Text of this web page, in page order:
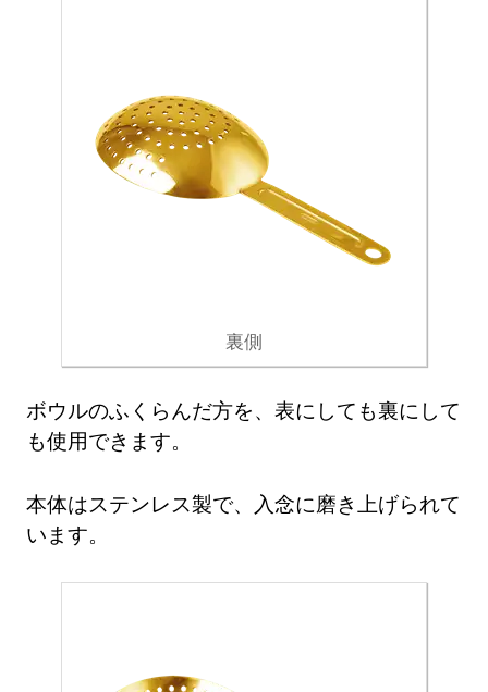
裏側
ボウルのふくらんだ方を、表にしても裏にして
も使用できます。
本体はステンレス製で、入念に磨き上げられて
います。